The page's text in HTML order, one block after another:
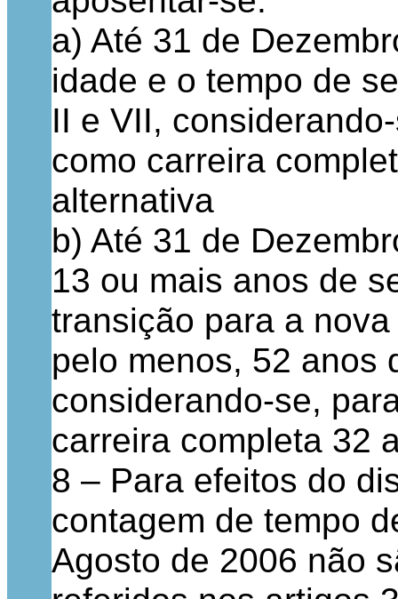
a) Até 31 de
idade e o tempo de
II e VII,
como carreira
alternativa
b) Até 31 de
13 ou mais anos de
transição para a
pelo menos, 52 anos
considerando-se,
carreira completa 32
8 – Para efeitos do
contagem de tempo
Agosto de 2006 não